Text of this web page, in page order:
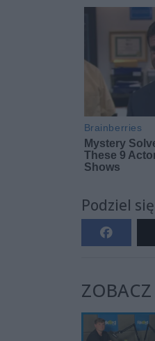
Podziel się